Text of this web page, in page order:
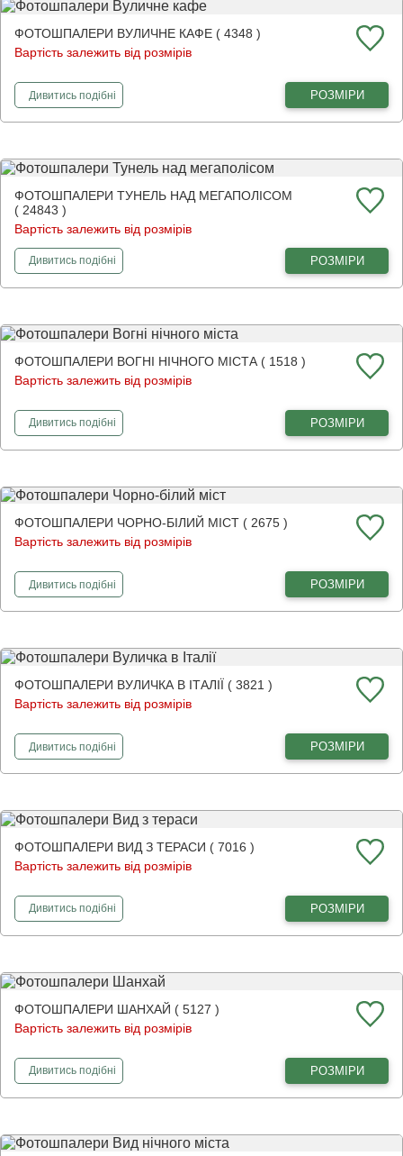
ФОТОШПАЛЕРИ ВУЛИЧНЕ КАФЕ ( 4348 )
Вартість залежить від розмірів
Дивитисьфотошпалери
подібні РОЗМІРИ
ФОТОШПАЛЕРИ ТУНЕЛЬ НАД МЕГАПОЛІСОМ
( 24843 )
Вартість залежить від розмірів
Дивитисьфотошпалери
подібні РОЗМІРИ
ФОТОШПАЛЕРИ ВОГНІ НІЧНОГО МІСТА ( 1518 )
Вартість залежить від розмірів
Дивитисьфотошпалери
подібні РОЗМІРИ
ФОТОШПАЛЕРИ ЧОРНО-БІЛИЙ МІСТ ( 2675 )
Вартість залежить від розмірів
Дивитисьфотошпалери
подібні РОЗМІРИ
ФОТОШПАЛЕРИ ВУЛИЧКА В ІТАЛІЇ ( 3821 )
Вартість залежить від розмірів
Дивитисьфотошпалери
подібні РОЗМІРИ
ФОТОШПАЛЕРИ ВИД З ТЕРАСИ ( 7016 )
Вартість залежить від розмірів
Дивитисьфотошпалери
подібні РОЗМІРИ
ФОТОШПАЛЕРИ ШАНХАЙ ( 5127 )
Вартість залежить від розмірів
Дивитисьфотошпалери
подібні РОЗМІРИ